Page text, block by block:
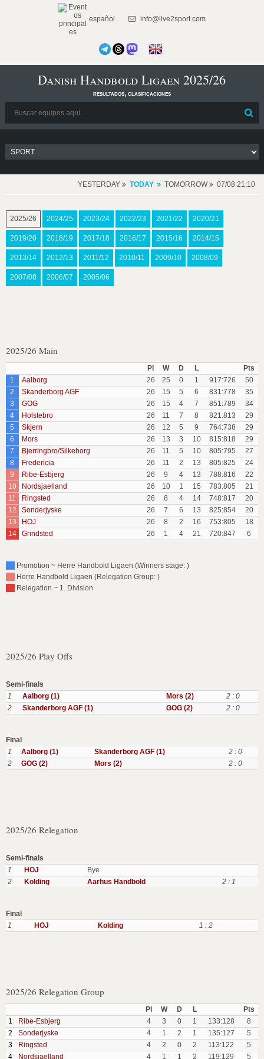
español info@live2sport.com
Danish Handbold Ligaen 2025/26
resultados, clasificaciones
YESTERDAY TODAY TOMORROW 07/08 21:10
2025/26 2024/25 2023/24 2022/23 2021/22 2020/21
2019/20 2018/19 2017/18 2016/17 2015/16 2014/15
2013/14 2012/13 2011/12 2010/11 2009/10 2008/09
2007/08 2006/07 2005/06
2025/26 Main
Pl W D L
Pts
1
Aalborg 26 25 0 1 917:726
50
2
Skanderborg AGF 26 15 5 6 831:778
35
3
GOG 26 15 4 7 851:789
34
4
Holstebro 26 11 7 8 821:813
29
5
Skjern 26 12 5 9 764:738
29
6
Mors 26 13 3 10 815:818
29
7
Bjerringbro/Silkeborg 26 11 5 10 805:795
27
8
Fredericia 26 11 2 13 805:825
24
9
Ribe-Esbjerg 26 9 4 13 788:816
22
10
Nordsjaelland 26 10 1 15 783:805
21
11
Ringsted 26 8 4 14 748:817
20
12
Sonderjyske 26 7 6 13 825:854
20
13
HOJ 26 8 2 16 753:805
18
14
Grindsted 26 1 4 21 720:847 6
Promotion ~ Herre Handbold Ligaen (Winners stage: )
Herre Handbold Ligaen (Relegation Group: )
Relegation ~ 1. Division
2025/26 Play Offs
Semi-finals
1
Aalborg (1) Mors (2)
2 : 0
2
Skanderborg AGF (1) GOG (2) 2 : 0
Final
1
Aalborg (1) Skanderborg AGF (1)
2 : 0
2
GOG (2) Mors (2) 2 : 0
2025/26 Relegation
Semi-finals
1
HOJ
Bye
2
Kolding Aarhus Handbold 2 : 1
Final
1
HOJ Kolding 1 : 2
2025/26 Relegation Group
Pl W D L
Pts
1
Ribe-Esbjerg 4 3 0 1 133:128
8
2
Sonderjyske 4 1 2 1 135:127
5
3
Ringsted 4 2 0 2 113:122
5
4
Nordsjaelland 4 1 1 2 119:129 5